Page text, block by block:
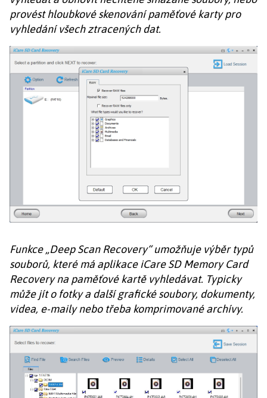
provést hloubkové skenování paměťové karty pro
vyhledání všech ztracených dat.
Funkce „Deep Scan Recovery“ umožňuje výběr typů
souborů, které má aplikace iCare SD Memory Card
Recovery na paměťové kartě vyhledávat. Typicky
může jít o fotky a další grafické soubory, dokumenty,
videa, e-maily nebo třeba komprimované archívy.